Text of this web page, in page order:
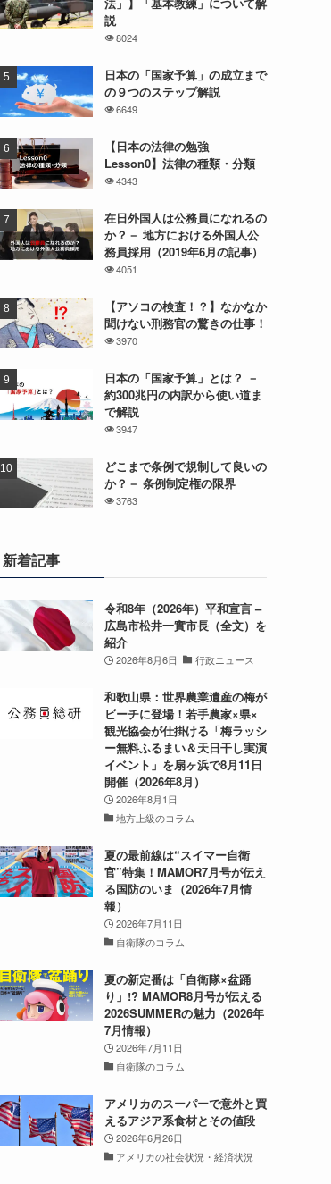
説
8024
日本の「国家予算」の成立まで
の９つのステップ解説
6649
【日本の法律の勉強
Lesson0】法律の種類・分類
4343
在日外国人は公務員になれるの
か？－ 地方における外国人公
務員採用（2019年6月の記事）
4051
【アソコの検査！？】なかなか
聞けない刑務官の驚きの仕事！
3970
日本の「国家予算」とは？ －
約300兆円の内訳から使い道ま
で解説
3947
どこまで条例で規制して良いの
か？－ 条例制定権の限界
3763
新着記事
令和8年（2026年）平和宣言 –
広島市松井一實市長（全文）を
紹介
2026年8月6日 行政ニュース
和歌山県：世界農業遺産の梅が
ビーチに登場！若手農家×県×
観光協会が仕掛ける「梅ラッシ
ー無料ふるまい＆天日干し実演
イベント」を扇ヶ浜で8月11日
開催（2026年8月）
2026年8月1日
地方上級のコラム
夏の最前線は“スイマー自衛
官”特集！MAMOR7月号が伝え
る国防のいま（2026年7月情
報）
2026年7月11日
自衛隊のコラム
夏の新定番は「自衛隊×盆踊
り」!? MAMOR8月号が伝える
2026SUMMERの魅力（2026年
7月情報）
2026年7月11日
自衛隊のコラム
アメリカのスーパーで意外と買
えるアジア系食材とその値段
2026年6月26日
アメリカの社会状況・経済状況